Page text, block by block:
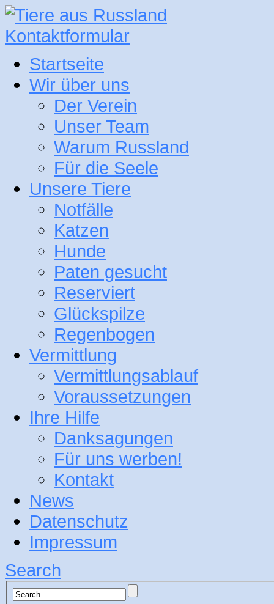
Kontaktformular
Startseite
Wir über uns
Der Verein
Unser Team
Warum Russland
Für die Seele
Unsere Tiere
Notfälle
Katzen
Hunde
Paten gesucht
Reserviert
Glückspilze
Regenbogen
Vermittlung
Vermittlungsablauf
Voraussetzungen
Ihre Hilfe
Danksagungen
Für uns werben!
Kontakt
News
Datenschutz
Impressum
Search